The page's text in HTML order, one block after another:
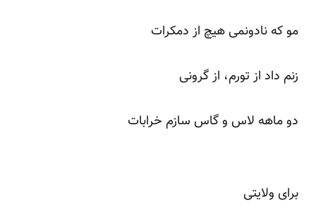
مو که نادونمی هیچ از دمکرات
زنم داد از تورم، از گرونی
دو ماهه لاس و گاس سازم خرابات
برای ولایتی